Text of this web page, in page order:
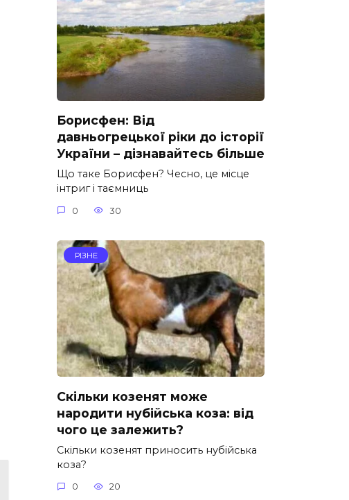
Борисфен: Від
давньогрецької ріки до історії
України – дізнавайтесь більше
Що таке Борисфен? Чесно, це місце
інтриг і таємниць
0 30
РІЗНЕ
Скільки козенят може
народити нубійська коза: від
чого це залежить?
Скільки козенят приносить нубійська
коза?
0 20